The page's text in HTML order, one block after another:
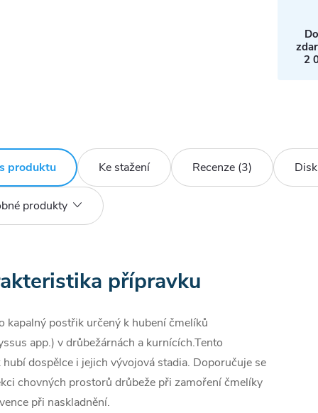
2
produktu Ke stažení Recenze (3)
produkty
přípravku
kapalný postřik určený k hubení čmelíků
app.) v drůbežárnách a kurnících.Tento
hubí dospělce i jejich vývojová stadia. Doporučuje se
chovných prostorů drůbeže při zamoření čmelíky
při naskladnění.